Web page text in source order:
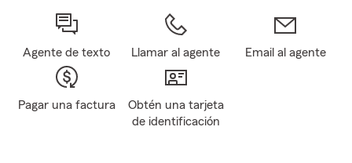
Agente de texto Llamar al agente Email al agente
Pagar una factura
Obtén una tarjeta
de identificación